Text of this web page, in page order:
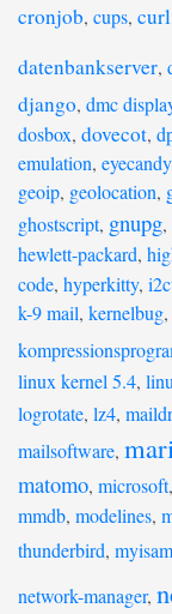
cronjob, cups, curl
datenbankserver,
django, dmc
dosbox, dovecot,
emulation, eyecandy
geoip, geolocation,
ghostscript, gnupg,
hewlett-packard,
code, hyperkitty,
k-9 mail, kernelbug,
linux kernel 5.4,
logrotate, lz4,
mailsoftware,
matomo, microsoft,
mmdb, modelines,
thunderbird, myisam
network-manager,